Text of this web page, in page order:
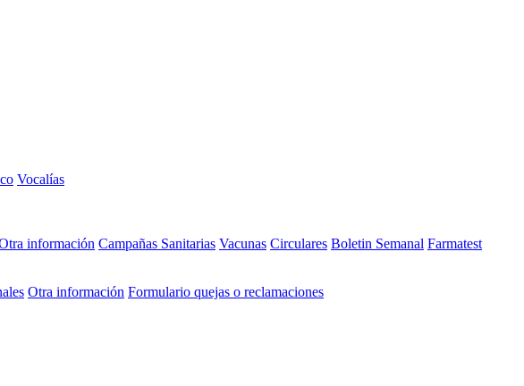
Vocalías
información Campañas Sanitarias Vacunas Circulares Boletin Semanal Farmatest
Otra información Formulario quejas o reclamaciones